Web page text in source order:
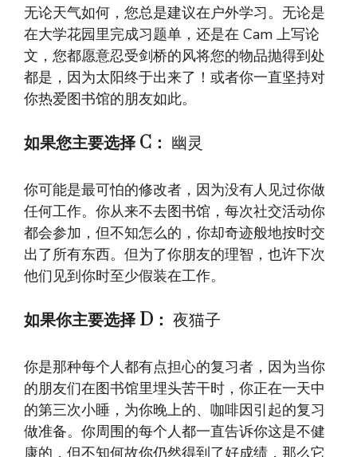
无论天气如何，您总是建议在户外学习。无论是
在大学花园里完成习题单，还是在 Cam 上写论
文，您都愿意忍受剑桥的风将您的物品抛得到处
都是，因为太阳终于出来了！或者你一直坚持对
你热爱图书馆的朋友如此。
如果您主要选择 C： 幽灵
你可能是最可怕的修改者，因为没有人见过你做
任何工作。你从来不去图书馆，每次社交活动你
都会参加，但不知怎么的，你却奇迹般地按时交
出了所有东西。但为了你朋友的理智，也许下次
他们见到你时至少假装在工作。
如果你主要选择 D： 夜猫子
你是那种每个人都有点担心的复习者，因为当你
的朋友们在图书馆里埋头苦干时，你正在一天中
的第三次小睡，为你晚上的、咖啡因引起的复习
做准备。你周围的每个人都一直告诉你这是不健
康的，但不知何故你仍然得到了好成绩，那么它